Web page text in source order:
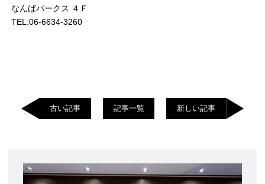
なんばパークス ４Ｆ
TEL:06-6634-3260
古い記事 記事一覧 新しい記事